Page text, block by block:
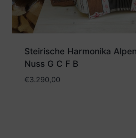
Steirische Harmonika
Nuss G C F B
€3.290,00